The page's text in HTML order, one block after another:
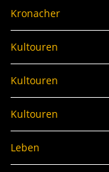
Kronacher
Kultouren
Kultouren
Kultouren
Leben